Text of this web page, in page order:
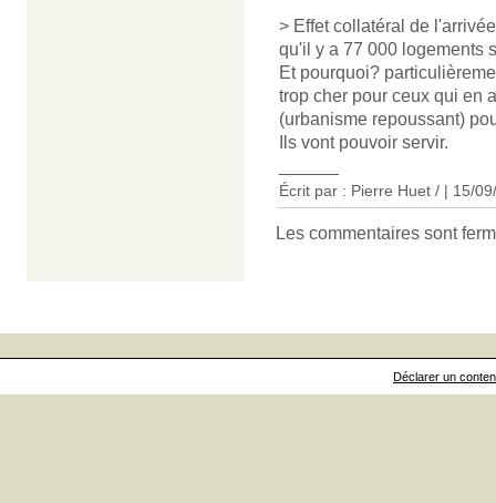
> Effet collatéral de
qu'il y a 77 000 logements
Et pourquoi?
trop cher pour ceux qui en
(urbanisme repoussant)
Ils vont pouvoir servir.
Écrit par : Pierre Huet / | 15/
Les commentaires sont
Déclarer un